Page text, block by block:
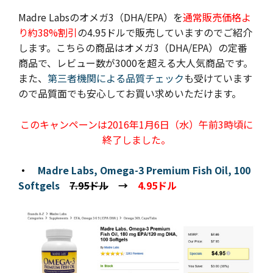
Madre Labsのオメガ3（DHA/EPA）を通常販売価格よ
り約38%割引の4.95ドルで販売していますのでご紹介
します。こちらの商品はオメガ3（DHA/EPA）の定番
商品で、レビュー数が3000を超える大人気商品です。
また、 第三者機関による品質チェックも受けています
ので品質面でも安心してお買い求めいただけます。
このキャンペーンは2016年1月6日（水）午前3時頃に
終了しました。
・ Madre Labs, Omega-3 Premium Fish Oil, 100
Softgels
7.95ドル → 4.95ドル